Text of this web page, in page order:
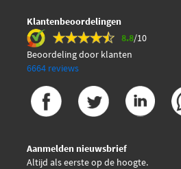
Klantenbeoordelingen
8.8/10
Beoordeling door klanten
6664 reviews
Aanmelden nieuwsbrief
Altijd als eerste op de hoogte.